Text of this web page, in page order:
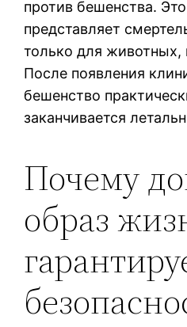
против бешенства.
представляет
только для животных,
После появления
бешенство
заканчивается
Почему
образ